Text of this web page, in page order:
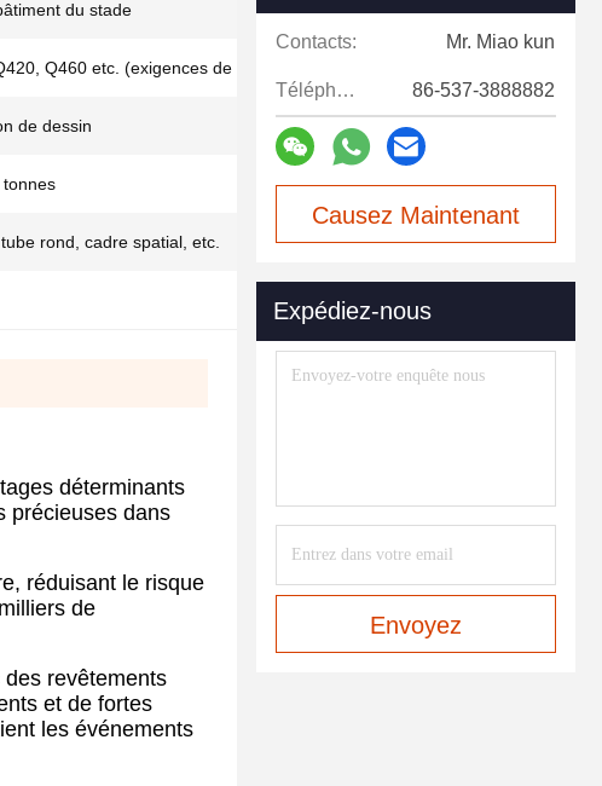
du stade
Q460 etc. (exigences de dessin)
de dessin
rond, cadre spatial, etc.
déterminants
précieuses dans
réduisant le risque
de
revêtements
et de fortes
les événements
Contacts: Mr. Miao kun
Téléphone: 86-537-3888882
Causez Maintenant
Expédiez-nous
Envoyez